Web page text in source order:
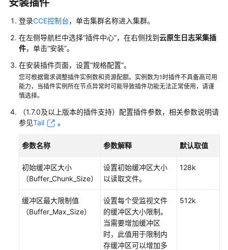
缩
件
CoreDNS
域
名
解
析
插
容
器
储
插
安装插件
登录CCE控制台，单击集群名称进入集群。
在左侧导航栏中选择“插件中心”，在右侧找到云原生日志采集插
件，单击“安装”。
在安装插件页面，设置“规格配置”。
您可根据需求调整插件实例数和资源配额。实例数为1时插件不具备高可用
能力，当插件实例所在节点异常时可能导致插件功能无法正常使用，请谨
慎选择。
（1.7.0及以上版本的插件支持）配置插件参数，相关参数说明请
参见Tail 。
参数名称 参数解释 默认取值
初始缓冲区大小
（Buffer_Chunk_Size）
设置初始缓冲区大小
以读取文件。
128k
缓冲区最大限制值
（Buffer_Max_Size）
设置每个受监视文件
的缓冲区大小限制。
当需要增加缓冲区
时，此值用于限制内
存缓冲区可以增加多
512k